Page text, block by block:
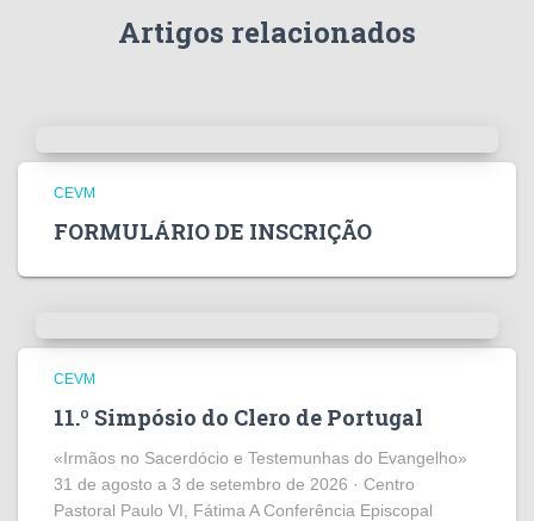
Artigos relacionados
CEVM
FORMULÁRIO DE INSCRIÇÃO
CEVM
11.º Simpósio do Clero de Portugal
«Irmãos no Sacerdócio e Testemunhas do Evangelho»
31 de agosto a 3 de setembro de 2026 · Centro
Pastoral Paulo VI, Fátima A Conferência Episcopal